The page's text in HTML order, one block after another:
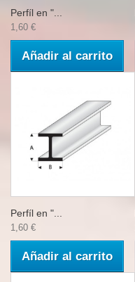
Perfíl en "...
1,60 €
Añadir al carrito
Perfíl en "...
1,60 €
Añadir al carrito